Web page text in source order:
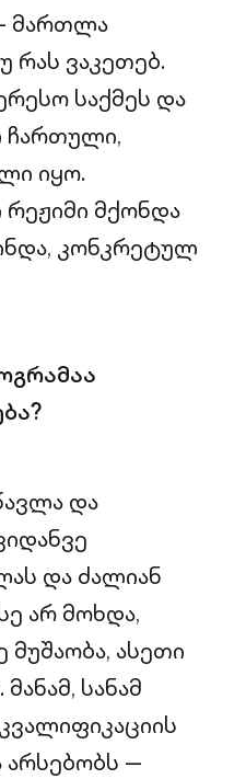
მართლა
რას ვაკეთებ.
საქმეს და
ჩართული,
იყო.
მქონდა
კონკრეტულ
და
და ძალიან
არ მოხდა,
ასეთი
სანამ
არსებობს —